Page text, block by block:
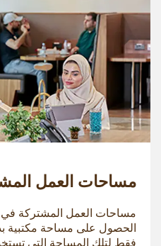
مساحات العمل
مساحات العمل المشتركة
الحصول على مساحة مكتبية
فقط لتلك المساحة التي